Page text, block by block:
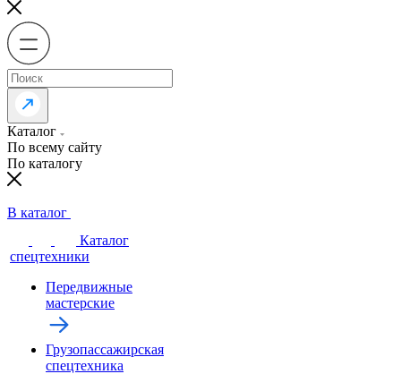
Каталог
По всему сайту
По каталогу
В каталог
Каталог
спецтехники
Передвижные
мастерские
Грузопассажирская
спецтехника